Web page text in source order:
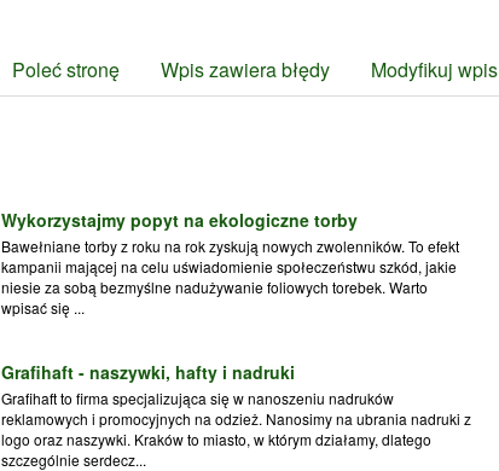
Poleć stronę Wpis zawiera błędy Modyfikuj wpis
Wykorzystajmy popyt na ekologiczne torby
Bawełniane torby z roku na rok zyskują nowych zwolenników. To efekt
kampanii mającej na celu uświadomienie społeczeństwu szkód, jakie
niesie za sobą bezmyślne nadużywanie foliowych torebek. Warto
wpisać się ...
Grafihaft - naszywki, hafty i nadruki
Grafihaft to firma specjalizująca się w nanoszeniu nadruków
reklamowych i promocyjnych na odzież. Nanosimy na ubrania nadruki z
logo oraz naszywki. Kraków to miasto, w którym działamy, dlatego
szczególnie serdecz...